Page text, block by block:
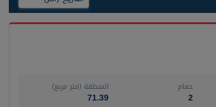
حمام
2
المنطقة (متر مربع)
71.39